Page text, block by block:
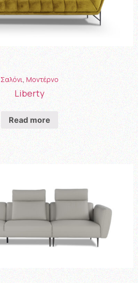
Σαλόνι, Μοντέρνο
Liberty
Read more